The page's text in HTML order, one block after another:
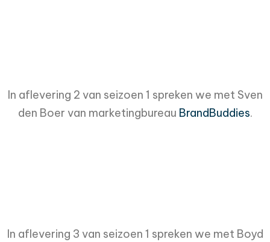
In aflevering 2 van seizoen 1 spreken we met Sven
den Boer van marketingbureau BrandBuddies.
In aflevering 3 van seizoen 1 spreken we met Boyd